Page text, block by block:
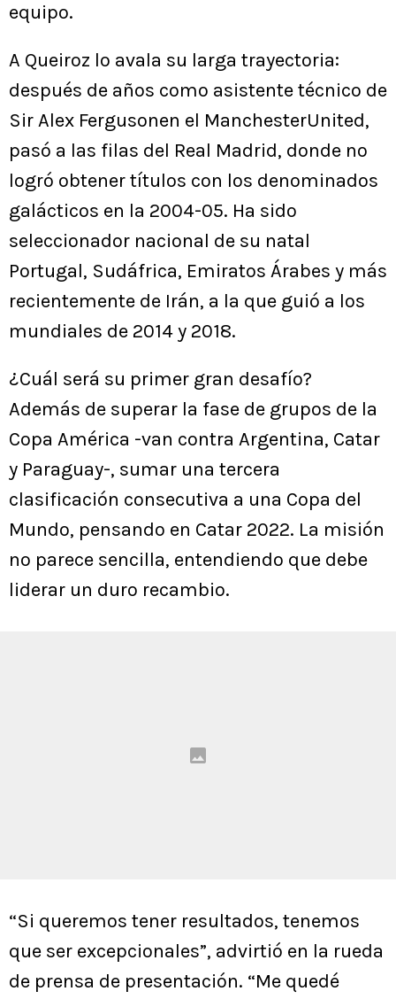
equipo.
A Queiroz lo avala su larga trayectoria:
después de años como asistente técnico de
Sir Alex Fergusonen el ManchesterUnited,
pasó a las filas del Real Madrid, donde no
logró obtener títulos con los denominados
galácticos en la 2004-05. Ha sido
seleccionador nacional de su natal
Portugal, Sudáfrica, Emiratos Árabes y más
recientemente de Irán, a la que guió a los
mundiales de 2014 y 2018.
¿Cuál será su primer gran desafío?
Además de superar la fase de grupos de la
Copa América -van contra Argentina, Catar
y Paraguay-, sumar una tercera
clasificación consecutiva a una Copa del
Mundo, pensando en Catar 2022. La misión
no parece sencilla, entendiendo que debe
liderar un duro recambio.
“Si queremos tener resultados, tenemos
que ser excepcionales”, advirtió en la rueda
de prensa de presentación. “Me quedé